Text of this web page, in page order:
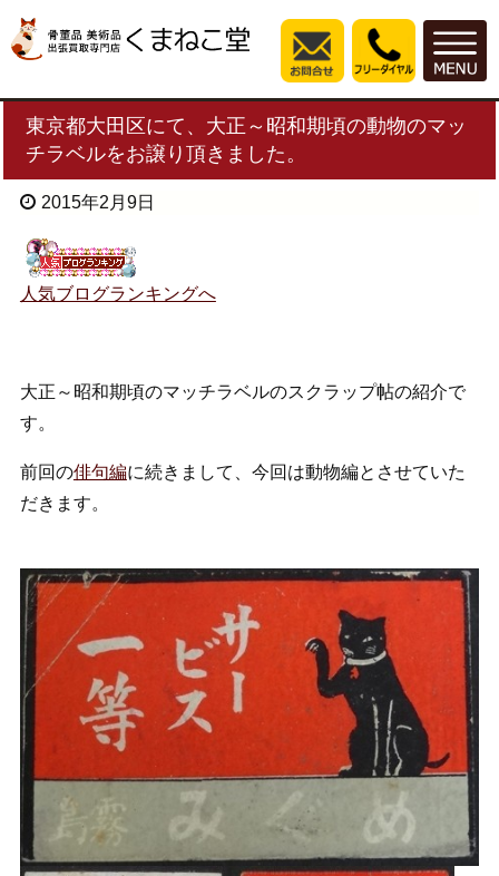
東京都大田区にて、大正～昭和期頃の動物のマッ
チラベルをお譲り頂きました。
2015年2月9日
人気ブログランキングへ
大正～昭和期頃のマッチラベルのスクラップ帖の紹介で
す。
前回の俳句編に続きまして、今回は動物編とさせていた
だきます。